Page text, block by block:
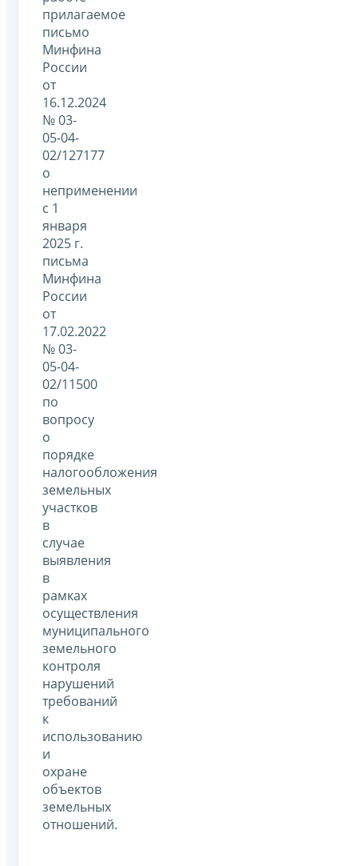
прилагаемое
письмо
Минфина
России
от
16.12.2024
№ 03-
05-04-
02/127177
о
неприменении
с 1
января
2025 г.
письма
Минфина
России
от
17.02.2022
№ 03-
05-04-
02/11500
по
вопросу
о
порядке
налогообложения
земельных
участков
в
случае
выявления
в
рамках
осуществления
муниципального
земельного
контроля
нарушений
требований
к
использованию
и
охране
объектов
земельных
отношений.